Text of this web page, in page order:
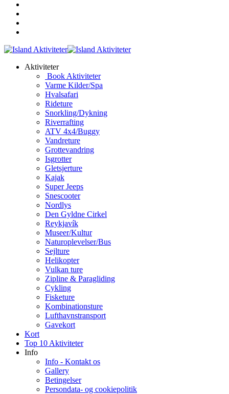
Aktiviteter
Book Aktiviteter
Varme Kilder/Spa
Hvalsafari
Rideture
Snorkling/Dykning
Riverrafting
ATV 4x4/Buggy
Vandreture
Grottevandring
Isgrotter
Gletsjerture
Kajak
Super Jeeps
Snescooter
Nordlys
Den Gyldne Cirkel
Reykjavík
Museer/Kultur
Naturoplevelser/Bus
Sejlture
Helikopter
Vulkan ture
Zipline & Paragliding
Cykling
Fisketure
Kombinationsture
Lufthavnstransport
Gavekort
Kort
Top 10 Aktiviteter
Info
Info - Kontakt os
Gallery
Betingelser
Persondata- og cookiepolitik